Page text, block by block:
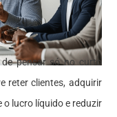
pensar só no curto
reter clientes, adquirir
lucro líquido e reduzir